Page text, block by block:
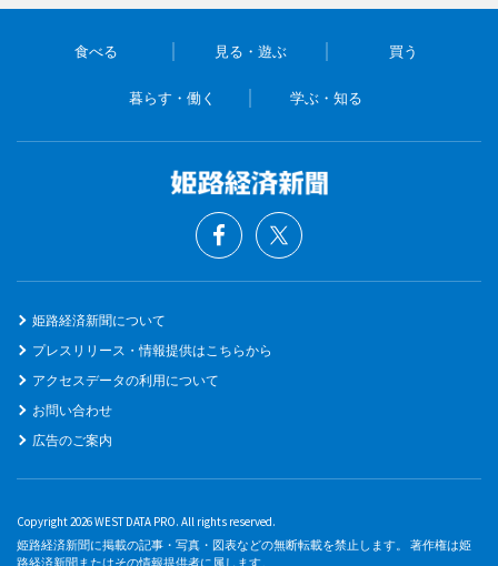
食べる 見る・遊ぶ 買う
暮らす・働く 学ぶ・知る
姫路経済新聞について
プレスリリース・情報提供はこちらから
アクセスデータの利用について
お問い合わせ
広告のご案内
Copyright 2026 WEST DATA PRO. All rights reserved.
姫路経済新聞に掲載の記事・写真・図表などの無断転載を禁止します。 著作権は姫
路経済新聞またはその情報提供者に属します。